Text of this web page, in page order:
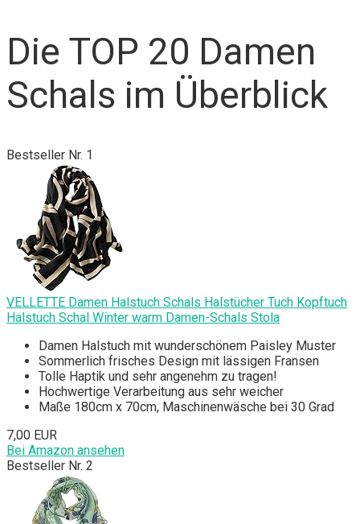
Die TOP 20 Damen
Schals im Überblick
Bestseller Nr. 1
VELLETTE Damen Halstuch Schals Halstücher Tuch Kopftuch
Halstuch Schal Winter warm Damen-Schals Stola
Damen Halstuch mit wunderschönem Paisley Muster
Sommerlich frisches Design mit lässigen Fransen
Tolle Haptik und sehr angenehm zu tragen!
Hochwertige Verarbeitung aus sehr weicher
Maße 180cm x 70cm, Maschinenwäsche bei 30 Grad
7,00 EUR
Bei Amazon ansehen
Bestseller Nr. 2